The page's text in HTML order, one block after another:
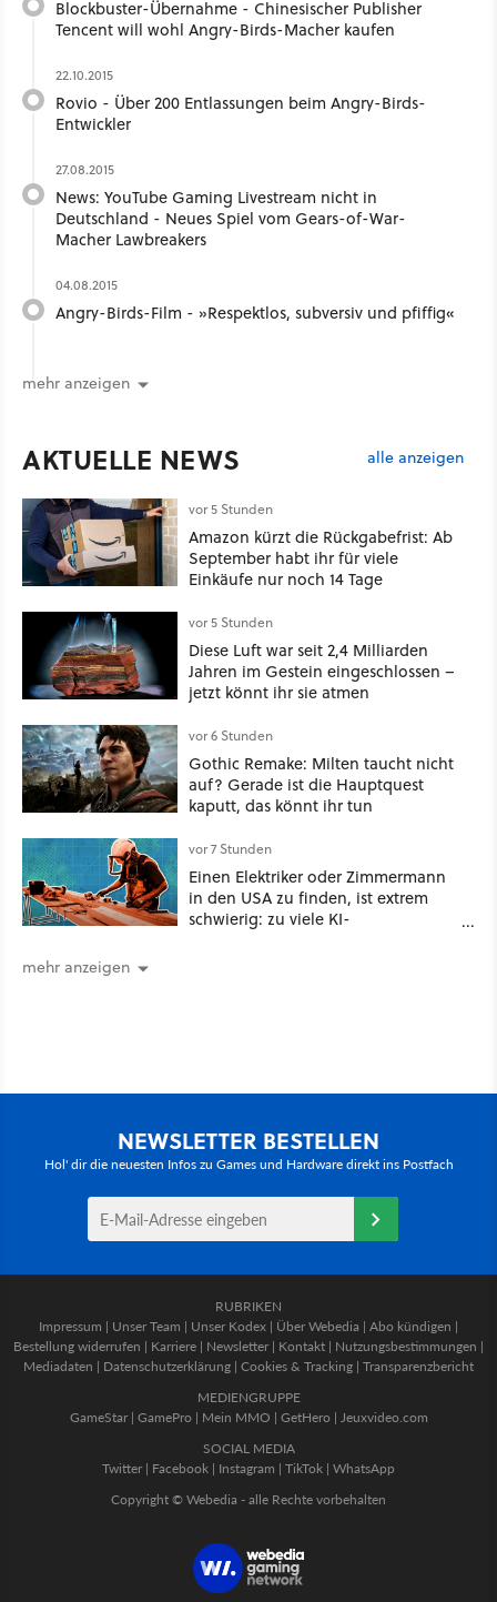
Blockbuster-Übernahme - Chinesischer Publisher
Tencent will wohl Angry-Birds-Macher kaufen
22.10.2015
Rovio - Über 200 Entlassungen beim Angry-Birds-
Entwickler
27.08.2015
News: YouTube Gaming Livestream nicht in
Deutschland - Neues Spiel vom Gears-of-War-
Macher Lawbreakers
04.08.2015
Angry-Birds-Film - »Respektlos, subversiv und pfiffig«
mehr anzeigen
AKTUELLE NEWS alle anzeigen
vor 5 Stunden
Amazon kürzt die Rückgabefrist: Ab
September habt ihr für viele
Einkäufe nur noch 14 Tage
vor 5 Stunden
Diese Luft war seit 2,4 Milliarden
Jahren im Gestein eingeschlossen –
jetzt könnt ihr sie atmen
vor 6 Stunden
Gothic Remake: Milten taucht nicht
auf? Gerade ist die Hauptquest
kaputt, das könnt ihr tun
vor 7 Stunden
Einen Elektriker oder Zimmermann
in den USA zu finden, ist extrem
schwierig: zu viele KI-
mehr anzeigen
NEWSLETTER BESTELLEN
Hol' dir die neuesten Infos zu Games und Hardware direkt ins Postfach
RUBRIKEN
Impressum | Unser Team | Unser Kodex | Über Webedia | Abo kündigen |
Bestellung widerrufen | Karriere | Newsletter | Kontakt | Nutzungsbestimmungen |
Mediadaten | Datenschutzerklärung | Cookies & Tracking | Transparenzbericht
MEDIENGRUPPE
GameStar| GamePro | Mein MMO | GetHero | Jeuxvideo.com
SOCIAL MEDIA
Twitter | Facebook | Instagram | TikTok | WhatsApp
Copyright © Webedia - alle Rechte vorbehalten